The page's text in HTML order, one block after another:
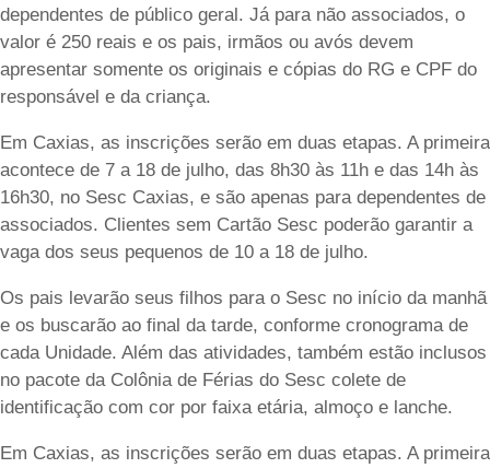
dependentes de público geral. Já para não associados, o
valor é 250 reais e os pais, irmãos ou avós devem
apresentar somente os originais e cópias do RG e CPF do
responsável e da criança.
Em Caxias, as inscrições serão em duas etapas. A primeira
acontece de 7 a 18 de julho, das 8h30 às 11h e das 14h às
16h30, no Sesc Caxias, e são apenas para dependentes de
associados. Clientes sem Cartão Sesc poderão garantir a
vaga dos seus pequenos de 10 a 18 de julho.
Os pais levarão seus filhos para o Sesc no início da manhã
e os buscarão ao final da tarde, conforme cronograma de
cada Unidade. Além das atividades, também estão inclusos
no pacote da Colônia de Férias do Sesc colete de
identificação com cor por faixa etária, almoço e lanche.
Em Caxias, as inscrições serão em duas etapas. A primeira